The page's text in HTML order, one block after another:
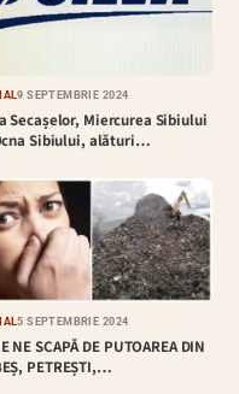
9 SEPTEMBRIE 2024
Secașelor, Miercurea Sibiului
Sibiului, alături…
5 SEPTEMBRIE 2024
NE SCAPĂ DE PUTOAREA DIN
PETREȘTI,…